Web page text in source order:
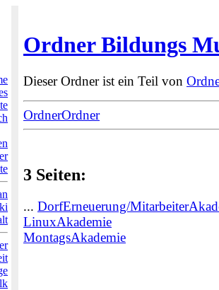
Ordner Bildungs
Dieser Ordner ist ein Teil von
OrdnerOrdner
3 Seiten:
... DorfErneuerung/
LinuxAkademie
MontagsAkademie